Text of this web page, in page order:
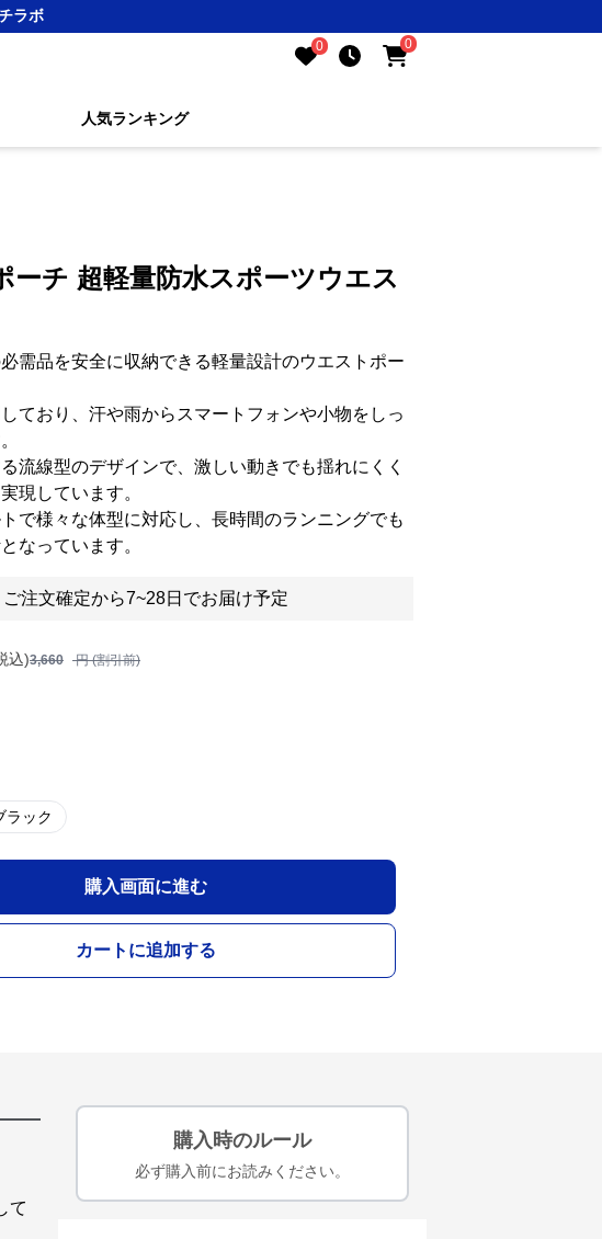
ラボ
0 0
人気ランキング
ーチ 超軽量防水スポーツウエス
需品を安全に収納できる軽量設計のウエストポー
ており、汗や雨からスマートフォンや小物をしっ
流線型のデザインで、激しい動きでも揺れにくく
現しています。
で様々な体型に対応し、長時間のランニングでも
なっています。
ご注文確定から7~28日でお届け予定
込)3,660 円 (割引前)
ラック
購入画面に進む
カートに追加する
て
購入時のルール
必ず購入前にお読みください。